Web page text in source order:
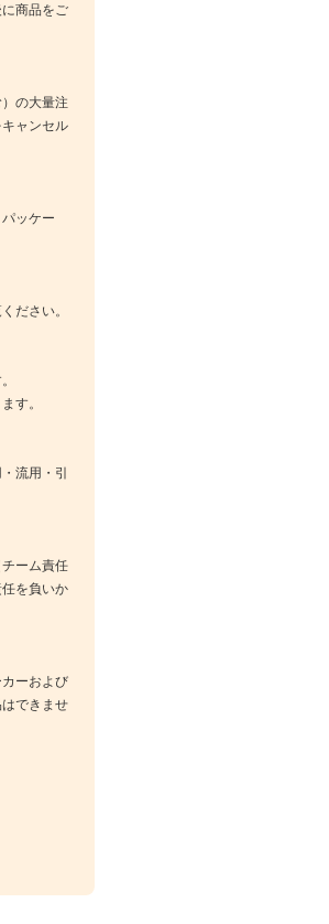
商品をご
の大量注
ャンセル
ッケー
ださい。
す。
流用・引
ーム責任
を負いか
ーおよび
できませ